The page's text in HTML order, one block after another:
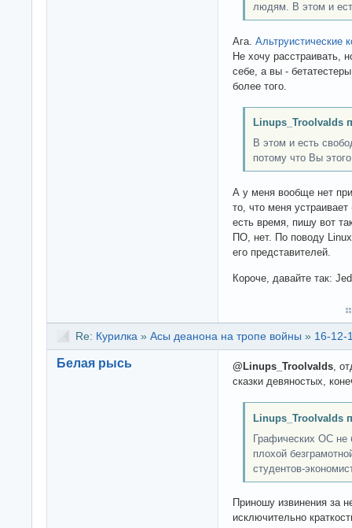
людям. В этом и
Ага. Альтруистические
Не хочу расстраивать,
себе, а вы -
более того.
Linups_Troolvalds
В этом и есть
потому что Вы
А у меня вообще нет
то, что меня
есть время, пишу вот
ПО, нет. По поводу
его представителей.
Короче, давайте так:
Re: Курилка » Асы деанона на тропе войны » 16-12-
Белая рысь @Linups_Troolvalds,
сказки девяностых,
Linups_Troolvalds
Графических ОС не
плохой
студентов-
Приношу извинения за
исключительно